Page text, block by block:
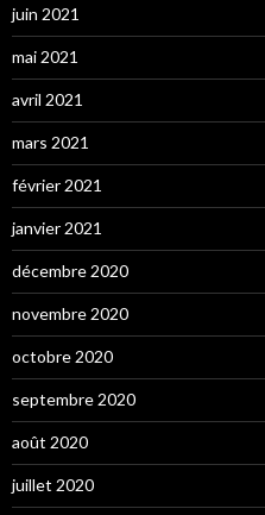
juin 2021
mai 2021
avril 2021
mars 2021
février 2021
janvier 2021
décembre 2020
novembre 2020
octobre 2020
septembre 2020
août 2020
juillet 2020